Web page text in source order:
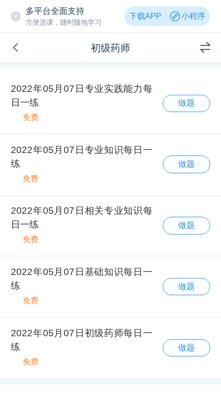
多平台全面支持
方便选课，随时随地学习
下载APP 小程序
初级药师
2022年05月07日专业实践能力每
日一练
免费
做题
2022年05月07日专业知识每日一
练
免费
做题
2022年05月07日相关专业知识每
日一练
免费
做题
2022年05月07日基础知识每日一
练
免费
做题
2022年05月07日初级药师每日一
练
免费
做题